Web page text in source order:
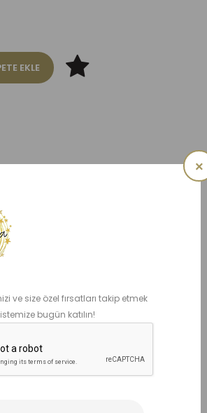
ve size özel fırsatları takip etmek
bugün katılın!
×
5.500,00 TL
Sepete Ekle